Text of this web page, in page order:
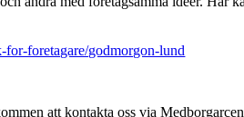
for-foretagare/godmorgon-lund
att kontakta oss via